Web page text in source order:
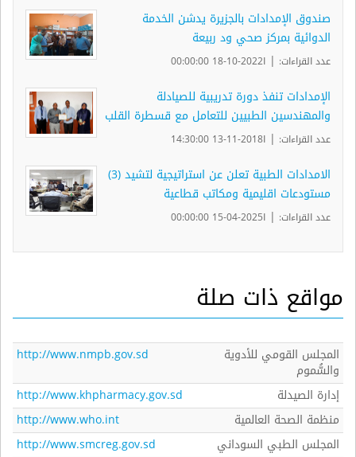
صندوق الإمدادات بالجزيرة يدشن الخدمة
الدوائية بمركز صحي ود ربيعة
عدد القراءات: | ا2022-10-18 00:00:00
الإمدادات تنفذ دورة تدريبية للصيادلة
والمهندسين الطبيين للتعامل مع قسطرة القلب
عدد القراءات: | ا2018-11-13 14:30:00
الامدادات الطبية تعلن عن استراتيجية لتشيد (3)
مستودعات اقليمية ومكاتب قطاعية
عدد القراءات: | ا2025-04-15 00:00:00
مواقع ذات صلة
المجلس القومي للأدوية
والسُّموم
http://www.nmpb.gov.sd
إدارة الصيدلة
http://www.khpharmacy.gov.sd
منظمة الصحة العالمية
http://www.who.int
المجلس الطبي السوداني
http://www.smcreg.gov.sd